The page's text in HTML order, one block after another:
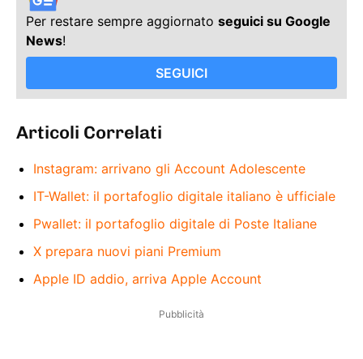
Per restare sempre aggiornato seguici su Google
News!
SEGUICI
Articoli Correlati
Instagram: arrivano gli Account Adolescente
IT-Wallet: il portafoglio digitale italiano è ufficiale
Pwallet: il portafoglio digitale di Poste Italiane
X prepara nuovi piani Premium
Apple ID addio, arriva Apple Account
Pubblicità